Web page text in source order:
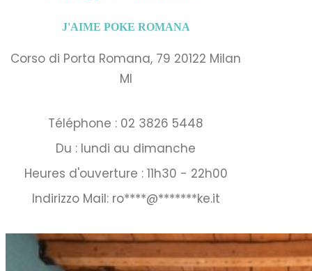
J'AIME POKE ROMANA
Corso di Porta Romana, 79 20122 Milan
MI
Téléphone : 02 3826 5448
Du : lundi au dimanche
Heures d'ouverture : 11h30 - 22h00
Indirizzo Mail: ro****@*******ke.it